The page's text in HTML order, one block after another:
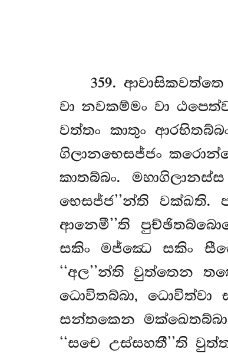
359. ආවාසිකවත්තෙ
වා නවකම්මං වා
වත්තං කාතුං
ගිලානභෙසජ්ජං
කාතබ්බං.
භෙසජ්ජ’’න්ති
ආනෙමී’’ති
සකිං මජ්ඣෙ සකිං
‘‘අල’’න්ති වුත්තෙන
ධොවිතබ්බා,
සන්තකෙන
‘‘සචෙ උස්සහතී’’ති